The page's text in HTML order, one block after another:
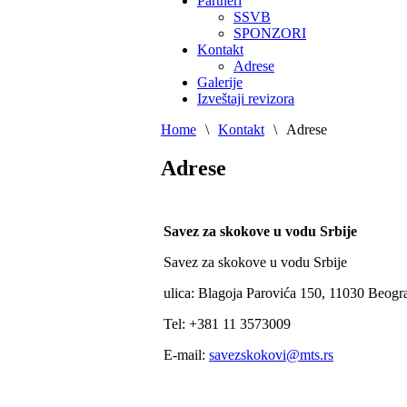
SSVB
SPONZORI
Kontakt
Adrese
Galerije
Izveštaji revizora
Home \ Kontakt \ Adrese
Adrese
Savez za skokove u vodu Srbije
Savez za skokove u vodu Srbije
ulica: Blagoja Parovića 150, 11030
Tel: +381 11 3573009
E-mail: savezskokovi@mts.rs